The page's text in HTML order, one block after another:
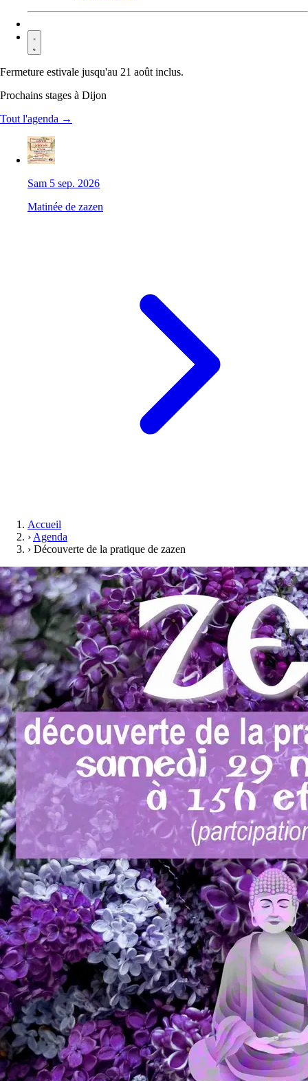
Fermeture estivale jusqu'au 21 août inclus.
Prochains stages à Dijon
Tout l'agenda →
Sam 5 sep. 2026
Matinée de zazen
Accueil
› Agenda
› Découverte de la pratique de zazen